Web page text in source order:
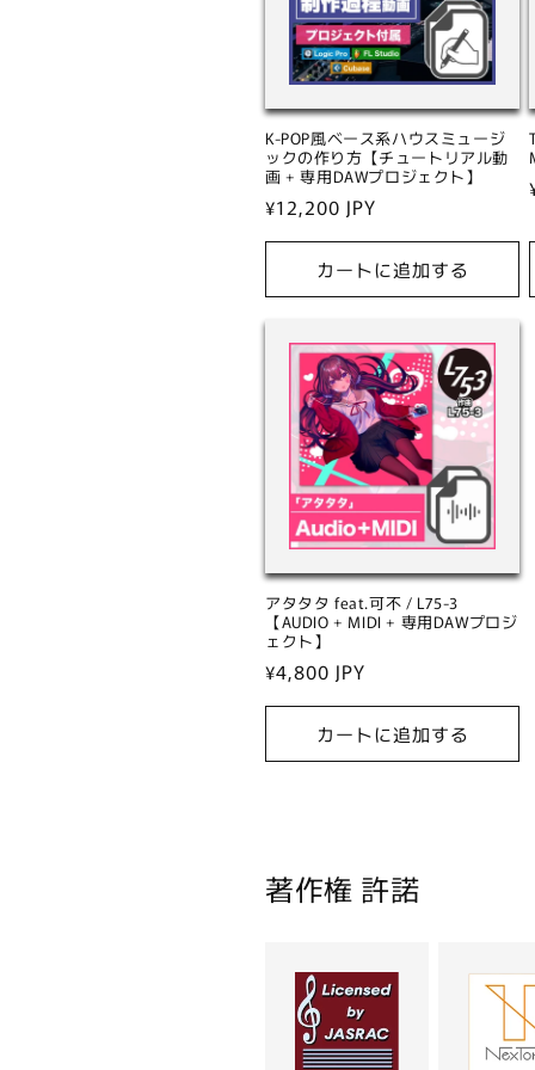
K-POP風ベース系ハウスミュージ
ックの作り方【チュートリアル動
画 + 専用DAWプロジェクト】
通
常
格
¥12,200 JPY
カートに追加する
アタタタ feat.可不 / L75-3
【AUDIO + MIDI + 専用DAWプロジ
ェクト】
通
常
格
¥4,800 JPY
カートに追加する
著作権 許諾